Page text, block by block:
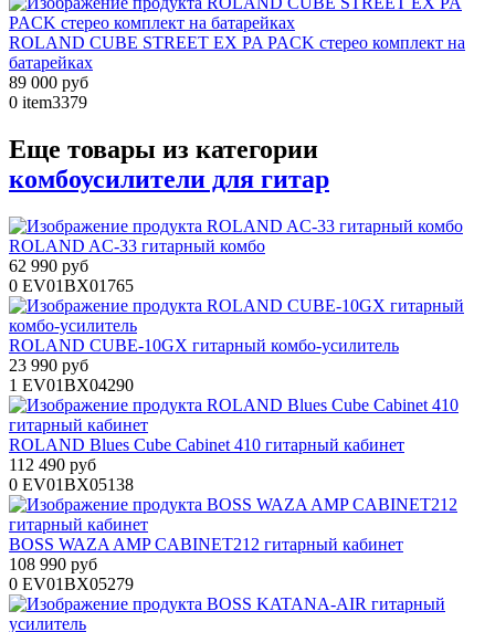
ROLAND CUBE STREET EX PA PACK стерео комплект на
батарейках
89 000 руб
0 item3379
Еще товары из категории
комбоусилители для гитар
ROLAND AC-33 гитарный комбо
62 990 руб
0 EV01BX01765
ROLAND CUBE-10GX гитарный комбо-усилитель
23 990 руб
1 EV01BX04290
ROLAND Blues Cube Cabinet 410 гитарный кабинет
112 490 руб
0 EV01BX05138
BOSS WAZA AMP CABINET212 гитарный кабинет
108 990 руб
0 EV01BX05279